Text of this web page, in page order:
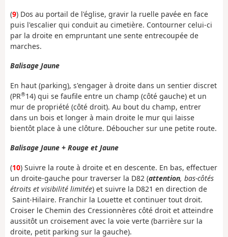
(9) Dos au portail de l'église, gravir la ruelle pavée en face
puis l'escalier qui conduit au cimetière. Contourner celui-ci
par la droite en empruntant une sente entrecoupée de
marches.
Balisage Jaune
En haut (parking), s'engager à droite dans un sentier discret
(PR®14) qui se faufile entre un champ (côté gauche) et un
mur de propriété (côté droit). Au bout du champ, entrer
dans un bois et longer à main droite le mur qui laisse
bientôt place à une clôture. Déboucher sur une petite route.
Balisage Jaune + Rouge et Jaune
(10) Suivre la route à droite et en descente. En bas, effectuer
un droite-gauche pour traverser la D82 (attention, bas-côtés
étroits et visibilité limitée) et suivre la D821 en direction de
Saint-Hilaire. Franchir la Louette et continuer tout droit.
Croiser le Chemin des Cressionnères côté droit et atteindre
aussitôt un croisement avec la voie verte (barrière sur la
droite, petit parking sur la gauche).